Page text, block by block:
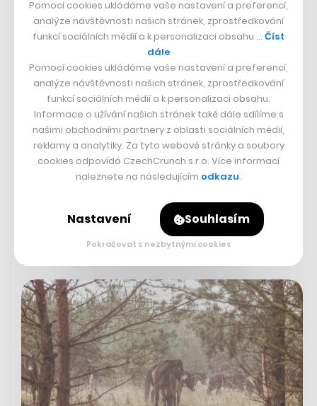
přistávání nouzový východ
Na cestě mezi jihokorejským ostrovem Čedžu do města
Tegu otevřel jeden z cestujících dveře nouzového
východu. Letadlo právě přistávalo, stále bylo ale 250
metrů nad zemí. Muž chtěl údajně ze stroje vyskočit.
Otevřené dveře způsobily na palubě, kde bylo 194 lidí,
paniku. Letadlo nakonec přistálo v pořádku, ovšem
netradičně s otevřenými dveřmi. Jeden z cestujících
pořídil video incidentu. Muže, který nouzový východ
otevřel, vzala policie do vazby.
26. 5. 2023 14:37
Pomocí cookies ukládáme vaše nastavení a preferencí,
analýze návštěvnosti našich stránek, zprostředkování
funkcí sociálních médií a k personalizaci obsahu … Číst
dále
Pomocí cookies ukládáme vaše nastavení a preferencí,
analýze návštěvnosti našich stránek, zprostředkování
funkcí sociálních médií a k personalizaci obsahu.
Informace o užívání našich stránek také dále sdílíme s
našimi obchodními partnery z oblasti sociálních médií,
reklamy a analytiky. Za tyto webové stránky a soubory
cookies odpovídá CzechCrunch s.r.o. Více informací
naleznete na následujícím odkazu.
Nastavení Souhlasím
Pokračovat s nezbytnými cookies